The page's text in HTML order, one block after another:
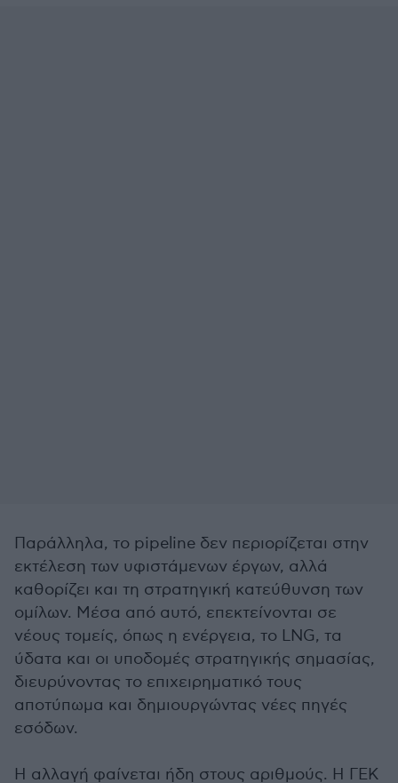
Παράλληλα, το pipeline δεν περιορίζεται στην
εκτέλεση των υφιστάμενων έργων, αλλά
καθορίζει και τη στρατηγική κατεύθυνση των
ομίλων. Μέσα από αυτό, επεκτείνονται σε
νέους τομείς, όπως η ενέργεια, το LNG, τα
ύδατα και οι υποδομές στρατηγικής σημασίας,
διευρύνοντας το επιχειρηματικό τους
αποτύπωμα και δημιουργώντας νέες πηγές
εσόδων.
Η αλλαγή φαίνεται ήδη στους αριθμούς. Η ΓΕΚ